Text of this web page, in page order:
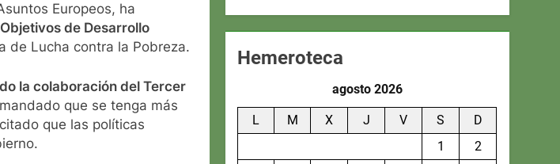
Europeos, ha
de Desarrollo
de Lucha contra la Pobreza.
la colaboración del Tercer
que se tenga más
que las políticas
Hemeroteca
agosto 2026
L M X J V S
D
1
2